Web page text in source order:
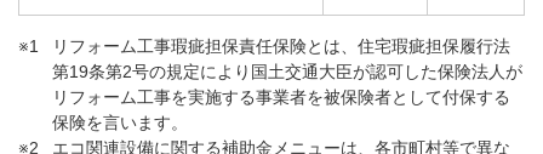
※1
リフォーム工事瑕疵担保責任保険とは、住宅瑕疵担保履行法
第19条第2号の規定により国土交通大臣が認可した保険法人が
リフォーム工事を実施する事業者を被保険者として付保する
保険を言います。
※2
エコ関連設備に関する補助金メニューは、各市町村等で異な